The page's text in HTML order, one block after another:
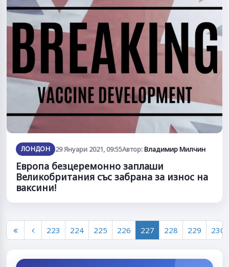
ЛОНДОН 29 Януари 2021, 09:55Автор:Владимир Милчин
Европа безцеремонно заплаши
Великобритания със забрана за износ на
ваксини!
223 224 225 226 227 228 229 230